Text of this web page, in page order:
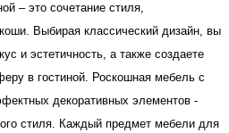
– это сочетание стиля,
Выбирая классический дизайн, вы
и эстетичность, а также создаете
в гостиной. Роскошная мебель с
декоративных элементов -
стиля. Каждый предмет мебели для